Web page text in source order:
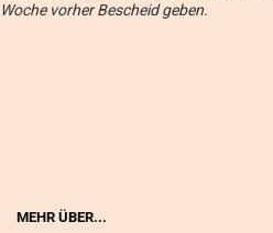
Woche vorher Bescheid geben.
MEHR ÜBER...